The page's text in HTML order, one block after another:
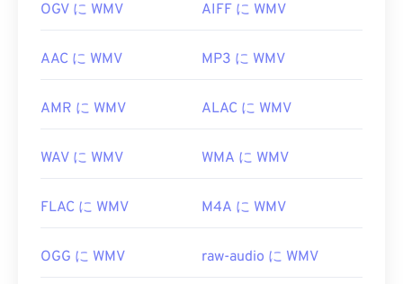
OGV に WMV AIFF に WMV
AAC に WMV MP3 に WMV
AMR に WMV ALAC に WMV
WAV に WMV WMA に WMV
FLAC に WMV M4A に WMV
OGG に WMV raw-audio に WMV